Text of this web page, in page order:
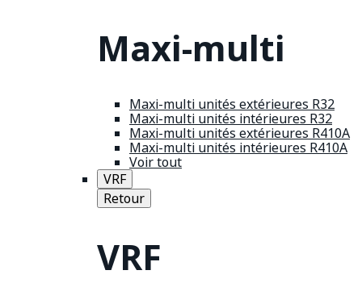
Maxi-multi
Maxi-multi unités extérieures R32
Maxi-multi unités intérieures R32
Maxi-multi unités extérieures R410A
Maxi-multi unités intérieures R410A
Voir tout
VRF
Retour
VRF